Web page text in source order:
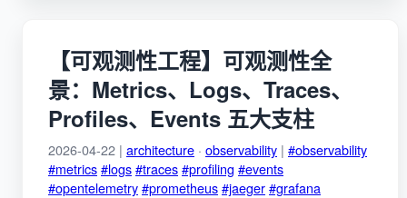
【可观测性工程】可观测性全
景：Metrics、Logs、Traces、
Profiles、Events 五大支柱
2026-04-22 | architecture · observability | #observability
#metrics#logs#traces#profiling #events
#opentelemetry#prometheus#jaeger#grafana